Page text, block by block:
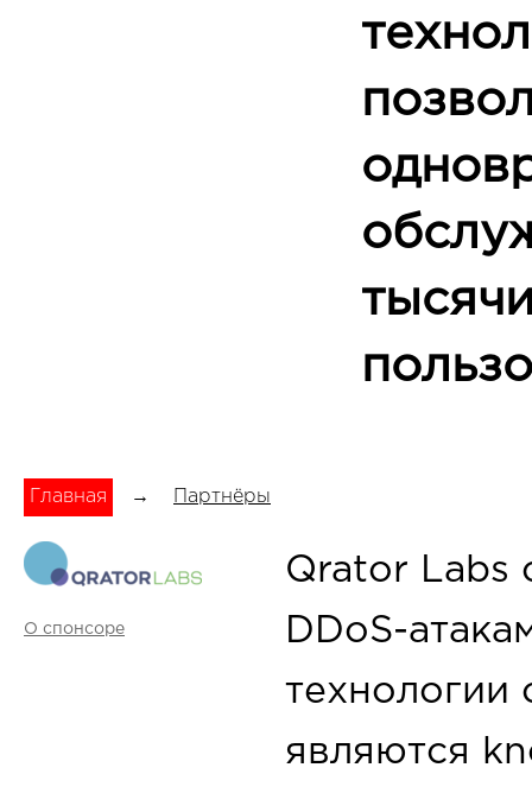
Главная → Партнёры
О спонсоре
Qrator Labs
DDoS-
технологии
являются